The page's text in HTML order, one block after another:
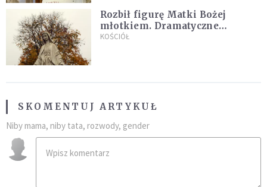
Rozbił figurę Matki Bożej
młotkiem. Dramatyczne
nagranie w sieci
KOŚCIÓŁ
SKOMENTUJ ARTYKUŁ
Niby mama, niby tata, rozwody, gender